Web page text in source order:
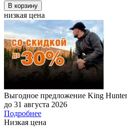
В корзину
низкая цена
Выгодное предложение King Hunter
до 31 августа 2026
Подробнее
Низкая цена